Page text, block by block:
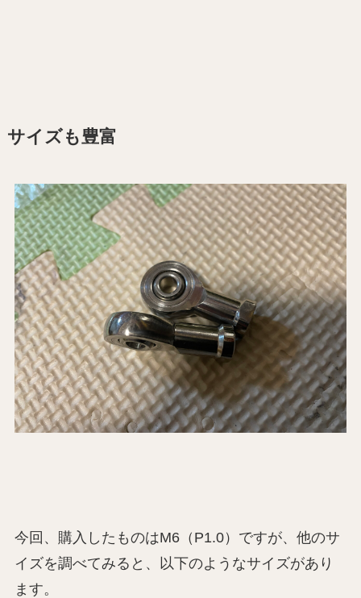
サイズも豊富
今回、購入したものはM6（P1.0）ですが、他のサ
イズを調べてみると、以下のようなサイズがあり
ます。